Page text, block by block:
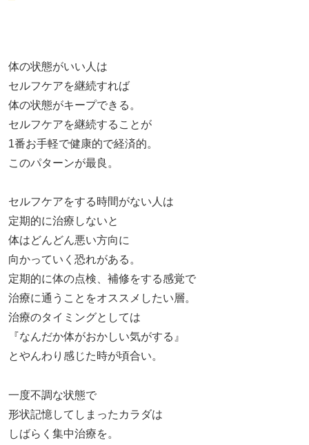
体の状態がいい人は
セルフケアを継続すれば
体の状態がキープできる。
セルフケアを継続することが
1番お手軽で健康的で経済的。
このパターンが最良。
セルフケアをする時間がない人は
定期的に治療しないと
体はどんどん悪い方向に
向かっていく恐れがある。
定期的に体の点検、補修をする感覚で
治療に通うことをオススメしたい層。
治療のタイミングとしては
『なんだか体がおかしい気がする』
とやんわり感じた時が頃合い。
一度不調な状態で
形状記憶してしまったカラダは
しばらく集中治療を。